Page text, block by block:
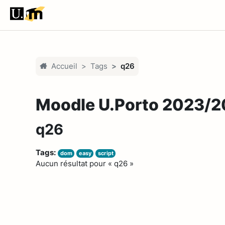
Passer au contenu principal
Accueil Tags q26
Moodle U.Porto 2023/
q26
Tags: dom easy script
Aucun résultat pour « q26 »